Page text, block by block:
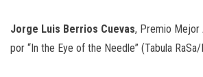
Jorge Luis Berrios Cuevas, Premio
por “In the Eye of the Needle” (Tabula RaSa/